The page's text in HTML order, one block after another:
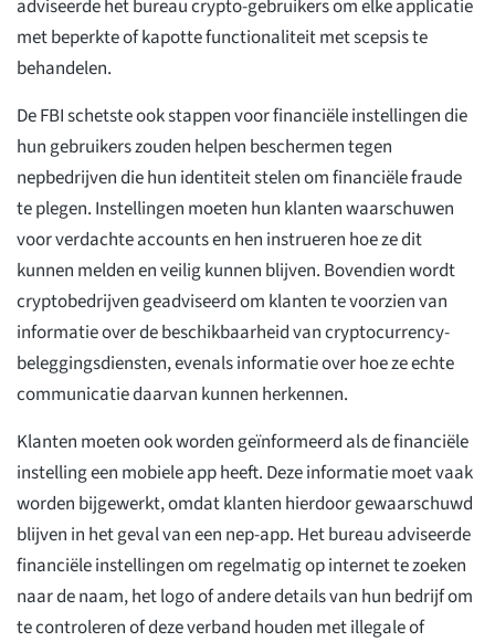
adviseerde het bureau crypto-gebruikers om elke applicatie
met beperkte of kapotte functionaliteit met scepsis te
behandelen.
De FBI schetste ook stappen voor financiële instellingen die
hun gebruikers zouden helpen beschermen tegen
nepbedrijven die hun identiteit stelen om financiële fraude
te plegen. Instellingen moeten hun klanten waarschuwen
voor verdachte accounts en hen instrueren hoe ze dit
kunnen melden en veilig kunnen blijven. Bovendien wordt
cryptobedrijven geadviseerd om klanten te voorzien van
informatie over de beschikbaarheid van cryptocurrency-
beleggingsdiensten, evenals informatie over hoe ze echte
communicatie daarvan kunnen herkennen.
Klanten moeten ook worden geïnformeerd als de financiële
instelling een mobiele app heeft. Deze informatie moet vaak
worden bijgewerkt, omdat klanten hierdoor gewaarschuwd
blijven in het geval van een nep-app. Het bureau adviseerde
financiële instellingen om regelmatig op internet te zoeken
naar de naam, het logo of andere details van hun bedrijf om
te controleren of deze verband houden met illegale of